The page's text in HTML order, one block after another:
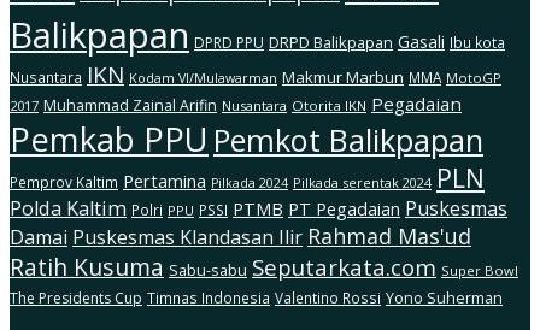
Balikpapan DPRD PPU DRPD Balikpapan Gasali Ibu kota
Nusantara IKN Kodam Vl/Mulawarman Makmur Marbun MMA MotoGP
2017 Muhammad Zainal Arifin Nusantara Otorita IKN Pegadaian
Pemkab PPU Pemkot Balikpapan
Pemprov Kaltim Pertamina Pilkada 2024 Pilkada serentak 2024 PLN
Polda Kaltim Polri PPU PSSI PTMB PT Pegadaian Puskesmas
Damai Puskesmas Klandasan Ilir Rahmad Mas'ud
Ratih Kusuma Sabu-sabu Seputarkata.com Super Bowl
The Presidents Cup Timnas Indonesia Valentino Rossi Yono Suherman